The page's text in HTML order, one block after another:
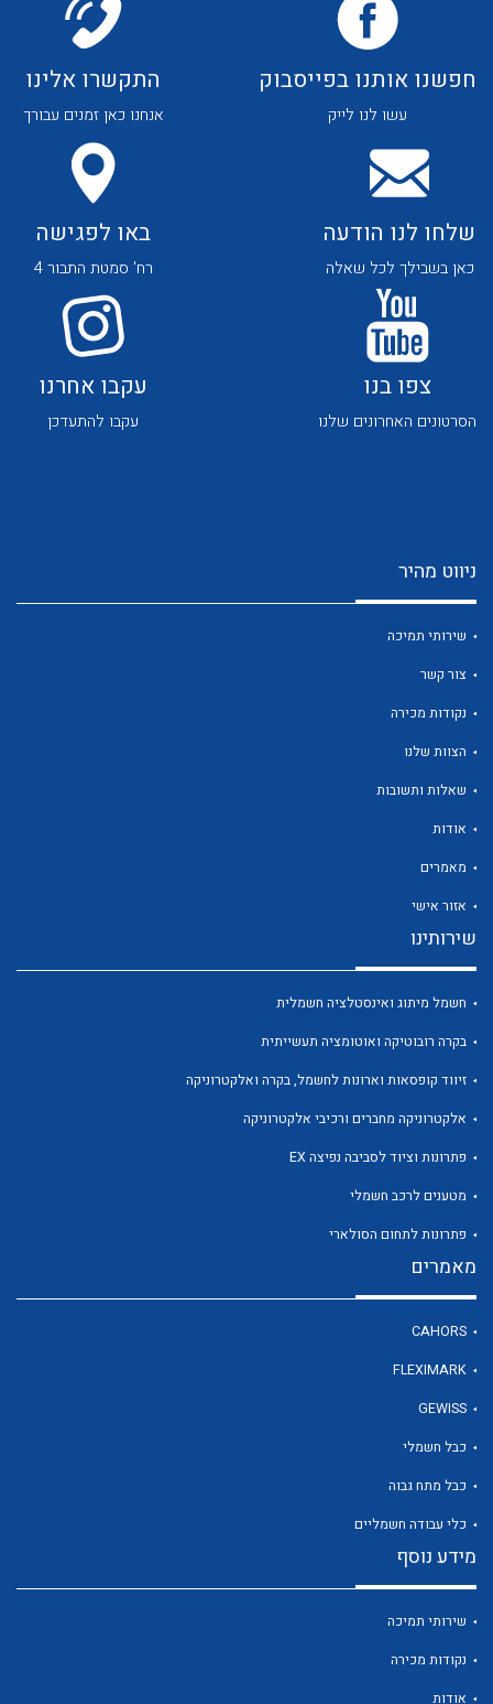
לכל מוצרי היצרן לכל מוצרי היצרן
לכל מוצרי היצרן לכל מוצרי היצרן
לכל מוצרי היצרן
לכל מוצרי היצרן
חפשנו אותנו בפייסבוק
עשו לנו לייק
התקשרו אלינו
אנחנו כאן זמנים עבורך
שלחו לנו הודעה
כאן בשבילך לכל שאלה
באו לפגישה
רח' סמטת התבור 4
צפו בנו
הסרטונים האחרונים שלנו
עקבו אחרנו
עקבו להתעדכן
ניווט מהיר
שירותי תמיכה
צור קשר
נקודות מכירה
הצוות שלנו
שאלות ותשובות
אודות
מאמרים
אזור אישי
שירותינו
חשמל מיתוג ואינסטלציה חשמלית
בקרה רובוטיקה ואוטומציה תעשייתית
זיווד קופסאות וארונות לחשמל, בקרה ואלקטרוניקה
אלקטרוניקה מחברים ורכיבי אלקטרוניקה
פתרונות וציוד לסביבה נפיצה EX
מטענים לרכב חשמלי
פתרונות לתחום הסולארי
מאמרים
CAHORS
FLEXIMARK
GEWISS
כבל חשמלי
כבל מתח גבוה
כלי עבודה חשמליים
מידע נוסף
שירותי תמיכה
נקודות מכירה
אודות